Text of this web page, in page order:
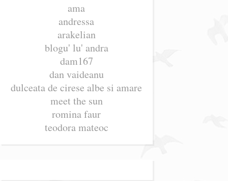
ama
andressa
arakelian
blogu' lu' andra
dam167
dan vaideanu
dulceata de cirese albe si amare
meet the sun
romina faur
teodora mateoc